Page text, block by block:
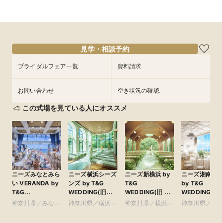
9/2
9/2
9/2
9/2
見学・相談予約
ブライダルフェア一覧 資料請求
お問い合わせ 空き状況の確認
この式場を見ている人にオススメ
ニーズみなとみら
い VERANDA by
T&G
WEDDING(旧 ベ
神奈川県／みなと
ニーズ横浜シーズ
ンズ by T&G
WEDDING(旧
ザ・シーズンズ)
神奈川県／横浜・
ニーズ新横浜 by
T&G
WEDDING(旧 ア
クアテラス迎賓館
神奈川県／横浜・
ニーズ湘南茅
by T&G
WEDDING(旧
茅ヶ崎迎賓館
神奈川県／鎌